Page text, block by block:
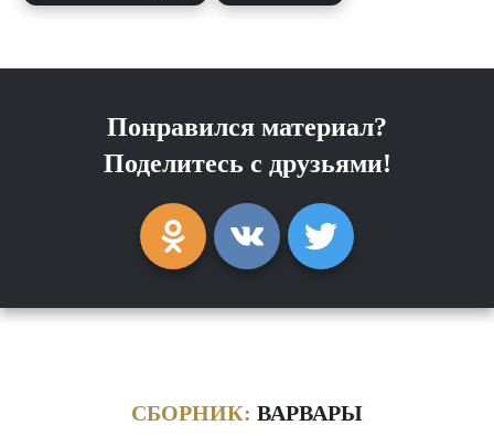
Понравился материал?
Поделитесь с друзьями!
СБОРНИК: ВАРВАРЫ